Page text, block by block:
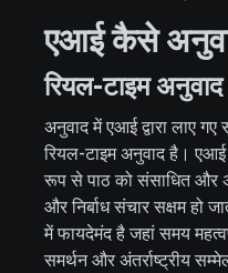
एआई कैसे
रियल-टाइम अनुवाद
अनुवाद में एआई द्वारा लाए
रियल-टाइम अनुवाद है। एआई
रूप से पाठ को संसाधित
और निर्बाध संचार सक्षम हो
में फायदेमंद है जहां समय
समर्थन और अंतर्राष्ट्रीय